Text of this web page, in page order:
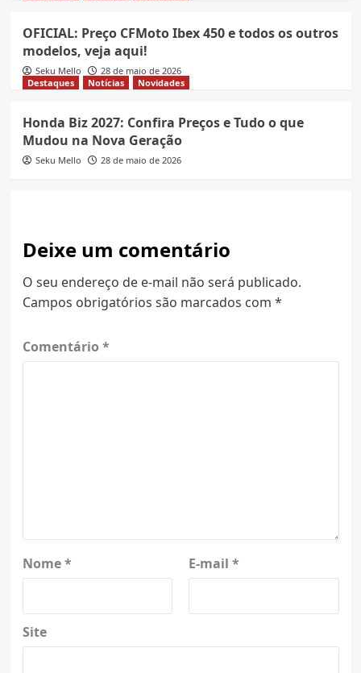
OFICIAL: Preço CFMoto Ibex 450 e todos os outros
modelos, veja aqui!
Seku Mello
28 de maio de 2026
Destaques
Notícias Novidades
Honda Biz 2027: Confira Preços e Tudo o que
Mudou na Nova Geração
Seku Mello 28 de maio de 2026
Deixe um comentário
O seu endereço de e-mail não será publicado.
Campos obrigatórios são marcados com *
Comentário *
Nome* E-mail *
Site